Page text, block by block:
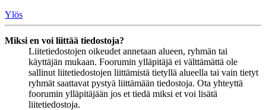
Ylös
Miksi en voi liittää tiedostoja?
Liitetiedostojen oikeudet annetaan alueen, ryhmän tai
käyttäjän mukaan. Foorumin ylläpitäjä ei välttämättä ole
sallinut liitetiedostojen liittämistä tietyllä alueella tai vain tietyt
ryhmät saattavat pystyä liittämään tiedostoja. Ota yhteyttä
foorumin ylläpitäjään jos et tiedä miksi et voi lisätä
liitetiedostoja.